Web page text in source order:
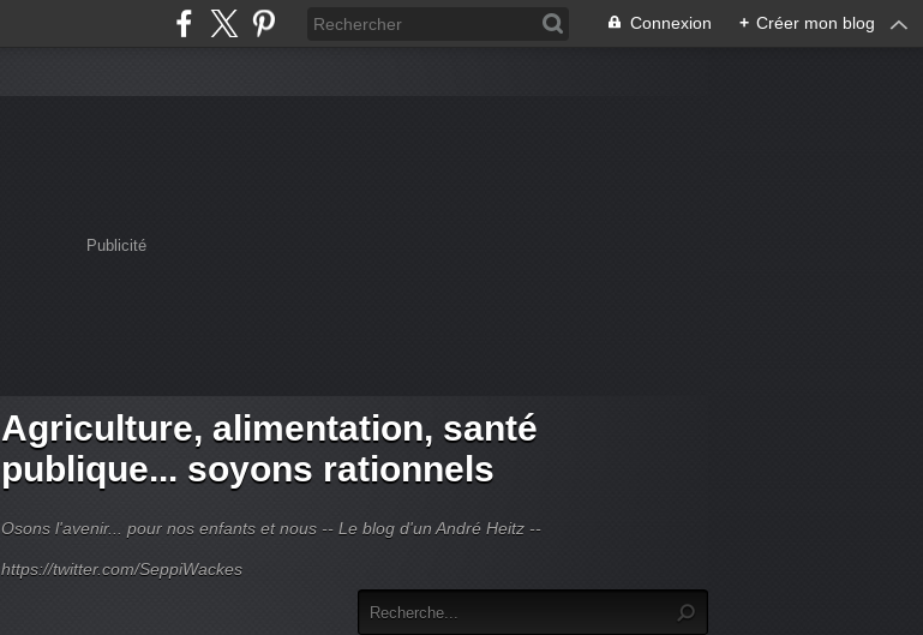
Connexion + Créer mon blog
Publicité
Agriculture, alimentation, santé
publique... soyons rationnels
Osons l'avenir... pour nos enfants et nous -- Le blog d'un André Heitz --
https://twitter.com/SeppiWackes